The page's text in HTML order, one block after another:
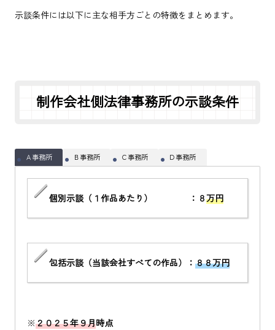
示談条件には以下に主な相手方ごとの特徴をまとめます。
制作会社側法律事務所の示談条件
Ａ事務所 Ｂ事務所 Ｃ事務所 Ｄ事務所
個別示談（１作品あたり） ：８万円
包括示談（当該会社すべての作品）：８８万円
※２０２５年９月時点